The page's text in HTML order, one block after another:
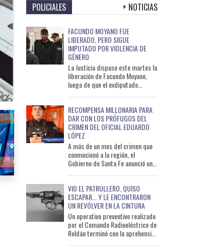
POLICIALES + NOTICIAS
FACUNDO MOYANO FUE
LIBERADO, PERO SIGUE
IMPUTADO POR VIOLENCIA DE
GÉNERO
La Justicia dispuso este martes la
liberación de Facundo Moyano,
luego de que el exdiputado
RECOMPENSA MILLONARIA PARA
DAR CON LOS PRÓFUGOS DEL
CRIMEN DEL OFICIAL EDUARDO
LÓPEZ
A más de un mes del crimen que
conmocionó a la región, el
Gobierno de Santa Fe anunció una
VIO EL PATRULLERO, QUISO
ESCAPAR... Y LE ENCONTRARON
UN REVÓLVER EN LA CINTURA
Un operativo preventivo realizado
por el Comando Radioeléctrico de
Roldán terminó con la aprehensión